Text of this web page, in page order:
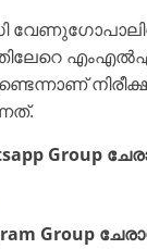
Group
Group